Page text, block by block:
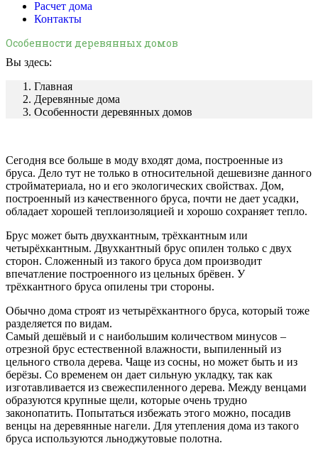
Расчет дома
Контакты
Особенности деревянных домов
Вы здесь:
Главная
Деревянные дома
Особенности деревянных домов
Сегодня все больше в моду входят дома, построенные из
бруса. Дело тут не только в относительной дешевизне данного
стройматериала, но и его экологических свойствах. Дом,
построенный из качественного бруса, почти не дает усадки,
обладает хорошей теплоизоляцией и хорошо сохраняет тепло.
Брус может быть двухкантным, трёхкантным или
четырёхкантным. Двухкантный брус опилен только с двух
сторон. Сложенный из такого бруса дом производит
впечатление построенного из цельных брёвен. У
трёхкантного бруса опилены три стороны.
Обычно дома строят из четырёхкантного бруса, который тоже
разделяется по видам.
Самый дешёвый и с наибольшим количеством минусов –
отрезной брус естественной влажности, выпиленный из
цельного ствола дерева. Чаще из сосны, но может быть и из
берёзы. Со временем он дает сильную укладку, так как
изготавливается из свежеспиленного дерева. Между венцами
образуются крупные щели, которые очень трудно
законопатить. Попытаться избежать этого можно, посадив
венцы на деревянные нагели. Для утепления дома из такого
бруса используются льноджутовые полотна.